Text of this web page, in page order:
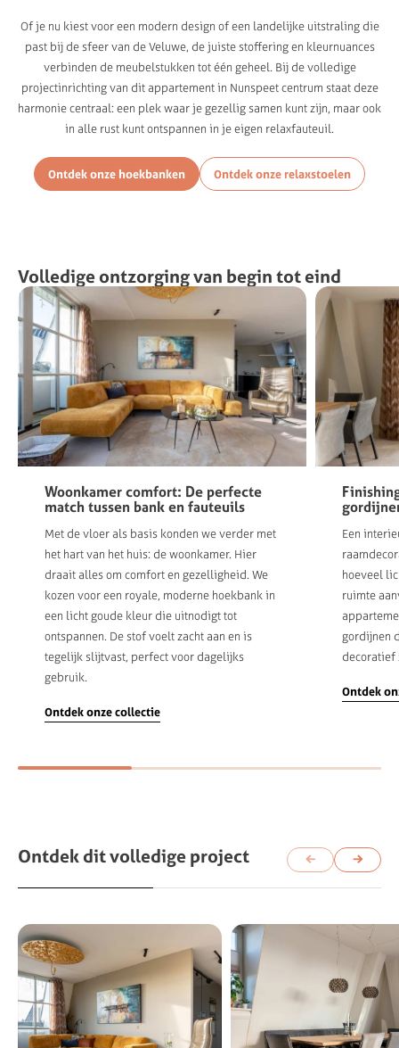
Of je nu kiest voor een modern design of een landelijke uitstraling die
past bij de sfeer van de Veluwe, de juiste stoffering en kleurnuances
verbinden de meubelstukken tot één geheel. Bij de volledige
projectinrichting van dit appartement in Nunspeet centrum staat deze
harmonie centraal: een plek waar je gezellig samen kunt zijn, maar ook
in alle rust kunt ontspannen in je eigen relaxfauteuil.
Ontdek onze hoekbanken Ontdek onze relaxstoelen
Volledige ontzorgingvan begin tot eind
Woonkamer comfort: De perfecte
match tussen bank en fauteuils
Met de vloer als basis konden we verder met
het hart van het huis: de woonkamer. Hier
draait alles om comfort en gezelligheid. We
kozen voor een royale, moderne hoekbank in
een licht goude kleur die uitnodigt tot
ontspannen. De stof voelt zacht aan en is
tegelijk slijtvast, perfect voor dagelijks
gebruik.
Ontdek onze collectie
Een
hoeveel
ruimte
gordijnen
decoratief
Ontdek
Ontdek ditvolledige project